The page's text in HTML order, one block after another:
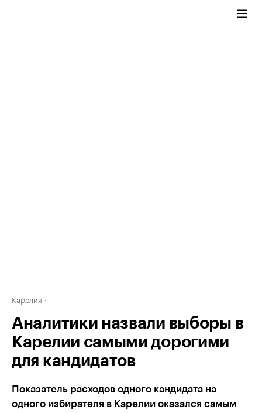
Карелия
Аналитики назвали выборы в
Карелии самыми дорогими
для кандидатов
Показатель расходов одного кандидата на
одного избирателя в Карелии оказался самым